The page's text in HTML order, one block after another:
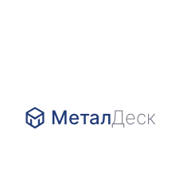
МеталДеск